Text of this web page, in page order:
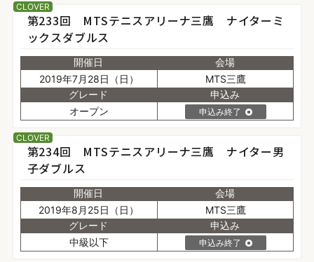
第233回 MTSテニスアリーナ三鷹 ナイターミ
ックスダブルス
開催日
2019年7月28日（日）
会場
MTS三鷹
グレード
オープン
申込み
申込み終了
CLOVER
第234回 MTSテニスアリーナ三鷹 ナイター男
子ダブルス
開催日
2019年8月25日（日）
会場
MTS三鷹
グレード
中級以下
申込み
申込み終了
CLOVER